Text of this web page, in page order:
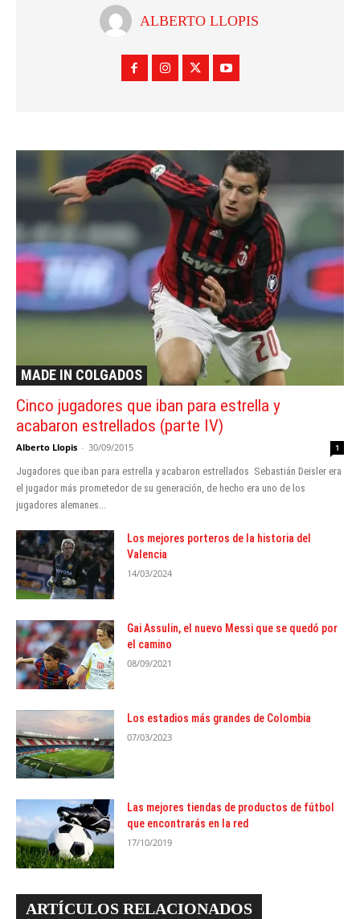
ALBERTO LLOPIS
MADE IN COLGADOS
Cinco jugadores que iban para estrella y
acabaron estrellados (parte IV)
Alberto Llopis - 30/09/2015 1
Jugadores que iban para estrella y acabaron estrellados Sebastián Deisler era
el jugador más prometedor de su generación, de hecho era uno de los
jugadores alemanes...
Los mejores porteros de la historia del
Valencia
14/03/2024
Gai Assulin, el nuevo Messi que se quedó por
el camino
08/09/2021
Los estadios más grandes de Colombia
07/03/2023
Las mejores tiendas de productos de fútbol
que encontrarás en la red
17/10/2019
ARTÍCULOS RELACIONADOS